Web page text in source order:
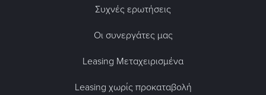
Συχνές ερωτήσεις
Οι συνεργάτες μας
Leasing Μεταχειρισμένα
Leasing χωρίς προκαταβολή